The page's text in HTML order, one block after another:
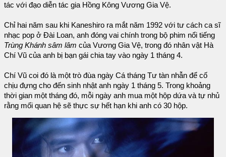
tác với đạo diễn tác gia Hồng Kông Vương Gia Vệ.
Chỉ hai năm sau khi Kaneshiro ra mắt năm 1992 với tư cách ca sĩ
nhạc pop ở Đài Loan, anh đóng vai chính trong bộ phim nổi tiếng
Trùng Khánh sâm lâm của Vương Gia Vệ, trong đó nhân vật Hà
Chí Vũ của anh bị bạn gái chia tay vào ngày 1 tháng 4.
Chí Vũ coi đó là một trò đùa ngày Cá tháng Tư tàn nhẫn để cố
chịu đựng cho đến sinh nhật anh ngày 1 tháng 5. Trong khoảng
thời gian một tháng đó, mỗi ngày anh mua một hộp dứa và tự nhủ
rằng mối quan hệ sẽ thực sự hết hạn khi anh có 30 hộp.